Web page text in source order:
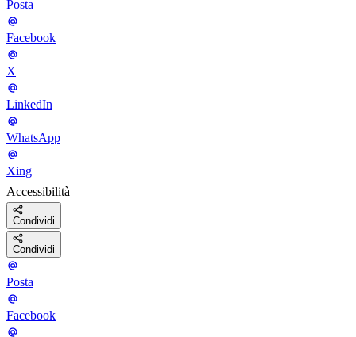
Posta
Facebook
X
LinkedIn
WhatsApp
Xing
Accessibilità
Condividi
Condividi
Posta
Facebook